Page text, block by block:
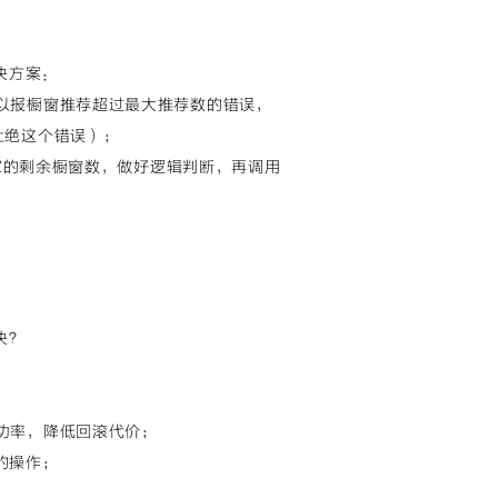
案：
橱窗推荐超过最大推荐数的错误，
这个错误）；
余橱窗数，做好逻辑判断，再调用
，降低回滚代价；
作；